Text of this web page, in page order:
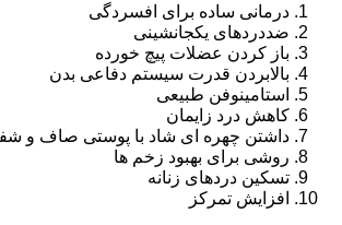
درمانی ساده برای افسردگی
ضددردهای یکجانشینی
باز کردن عضلات پیچ خورده
بالابردن قدرت سیستم دفاعی بدن
استامینوفن طبیعی
کاهش درد زایمان
داشتن چهره ای شاد با پوستی صاف و
روشی برای بهبود زخم ها
تسکین دردهای زنانه
افزایش تمرکز